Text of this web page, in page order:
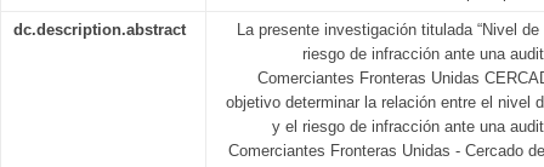
dc.description.abstract
La presente investigación titulada “Nivel
riesgo de infracción ante una
Comerciantes Fronteras Unidas
objetivo determinar la relación entre el nivel
y el riesgo de infracción ante una
Comerciantes Fronteras Unidas - Cercado